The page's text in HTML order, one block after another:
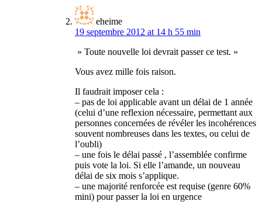
eheime
19 septembre 2012 at 14 h 55 min
» Toute nouvelle loi devrait passer ce test. »
Vous avez mille fois raison.
Il faudrait imposer cela :
– pas de loi applicable avant un délai de 1 année
(celui d’une reflexion nécessaire, permettant aux
personnes concernées de révéler les incohérences
souvent nombreuses dans les textes, ou celui de
l’oubli)
– une fois le délai passé , l’assemblée confirme
puis vote la loi. Si elle l’amande, un nouveau
délai de six mois s’applique.
– une majorité renforcée est requise (genre 60%
mini) pour passer la loi en urgence